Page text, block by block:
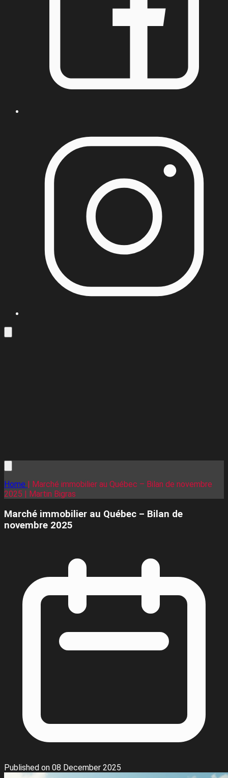
Home | Marché immobilier au Québec – Bilan de novembre
2025 | Martin Bigras
Marché immobilier au Québec – Bilan de
novembre 2025
Published on 08 December 2025